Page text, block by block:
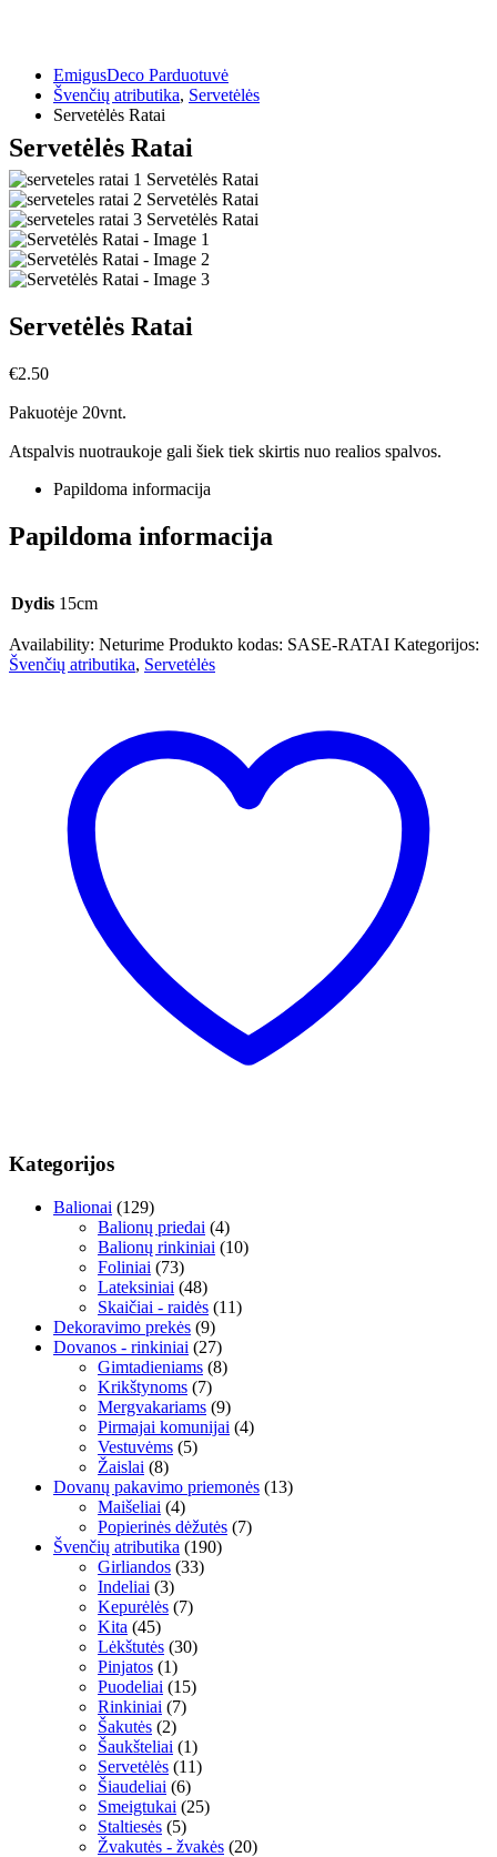
EmigusDeco Parduotuvė
Švenčių atributika, Servetėlės
Servetėlės Ratai
Servetėlės Ratai
Servetėlės Ratai
€2.50
Pakuotėje 20vnt.
Atspalvis nuotraukoje gali šiek tiek skirtis nuo realios spalvos.
Papildoma informacija
Papildoma informacija
Dydis 15cm
Availability: Neturime Produkto kodas: SASE-RATAI Kategorijos:
Švenčių atributika, Servetėlės
Kategorijos
Balionai (129)
Balionų priedai (4)
Balionų rinkiniai (10)
Foliniai (73)
Lateksiniai (48)
Skaičiai - raidės (11)
Dekoravimo prekės (9)
Dovanos - rinkiniai (27)
Gimtadieniams (8)
Krikštynoms (7)
Mergvakariams (9)
Pirmajai komunijai (4)
Vestuvėms (5)
Žaislai (8)
Dovanų pakavimo priemonės (13)
Maišeliai (4)
Popierinės dėžutės (7)
Švenčių atributika (190)
Girliandos (33)
Indeliai (3)
Kepurėlės (7)
Kita (45)
Lėkštutės (30)
Pinjatos (1)
Puodeliai (15)
Rinkiniai (7)
Šakutės (2)
Šaukšteliai (1)
Servetėlės (11)
Šiaudeliai (6)
Smeigtukai (25)
Staltiesės (5)
Žvakutės - žvakės (20)